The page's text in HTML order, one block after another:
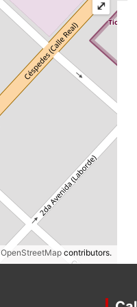
OpenStreetMapcontributors.
⤢